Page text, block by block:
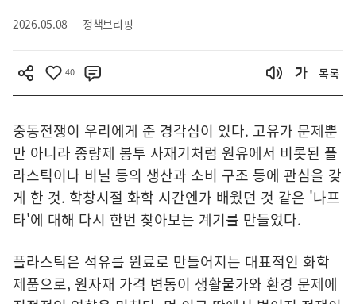
2026.05.08 정책브리핑
40 목록
중동전쟁이 우리에게 준 경각심이 있다. 고유가 문제뿐
만 아니라 종량제 봉투 사재기처럼 원유에서 비롯된 플
라스틱이나 비닐 등의 생산과 소비 구조 등에 관심을 갖
게 한 것. 학창시절 화학 시간엔가 배웠던 것 같은 '나프
타'에 대해 다시 한번 찾아보는 계기를 만들었다.
플라스틱은 석유를 원료로 만들어지는 대표적인 화학
제품으로, 원자재 가격 변동이 생활물가와 환경 문제에